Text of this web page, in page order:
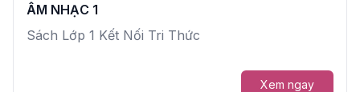
ÂM NHẠC 1
Sách Lớp 1 Kết Nối Tri Thức
Xem ngay